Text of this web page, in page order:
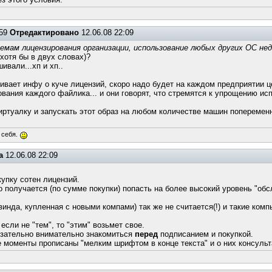
Отредактировано 12.06.08 22:09
лицензирования организации, использование любых других ОС
бы в двух словах)?
и хп..
инфу о куче лицензий, скоро надо будет на каждом предприятии
каждого файлика... и они говорят, что стремятся к упрощению
и запускать этот образ на любом количестве машин
12.06.08 22:09
сотен лицензий.
получается (по сумме покупки) попасть на более высокий уровень
купленная с новыми компами) так же не считается(!) и такие
не "тем", то "этим" возьмет свое.
внимательно знакомиться передподписанием и покупкой.
прописаны "мелким шрифтом в конце текста" и о них